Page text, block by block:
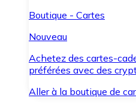
Boutique - Cartes
Nouveau
Achetez des cartes-
préférées avec des
Aller à la boutique de